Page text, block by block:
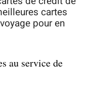
cartes
pour en
au service de